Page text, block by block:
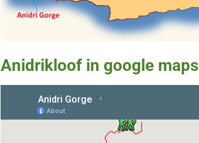
Anidrikloof in google maps